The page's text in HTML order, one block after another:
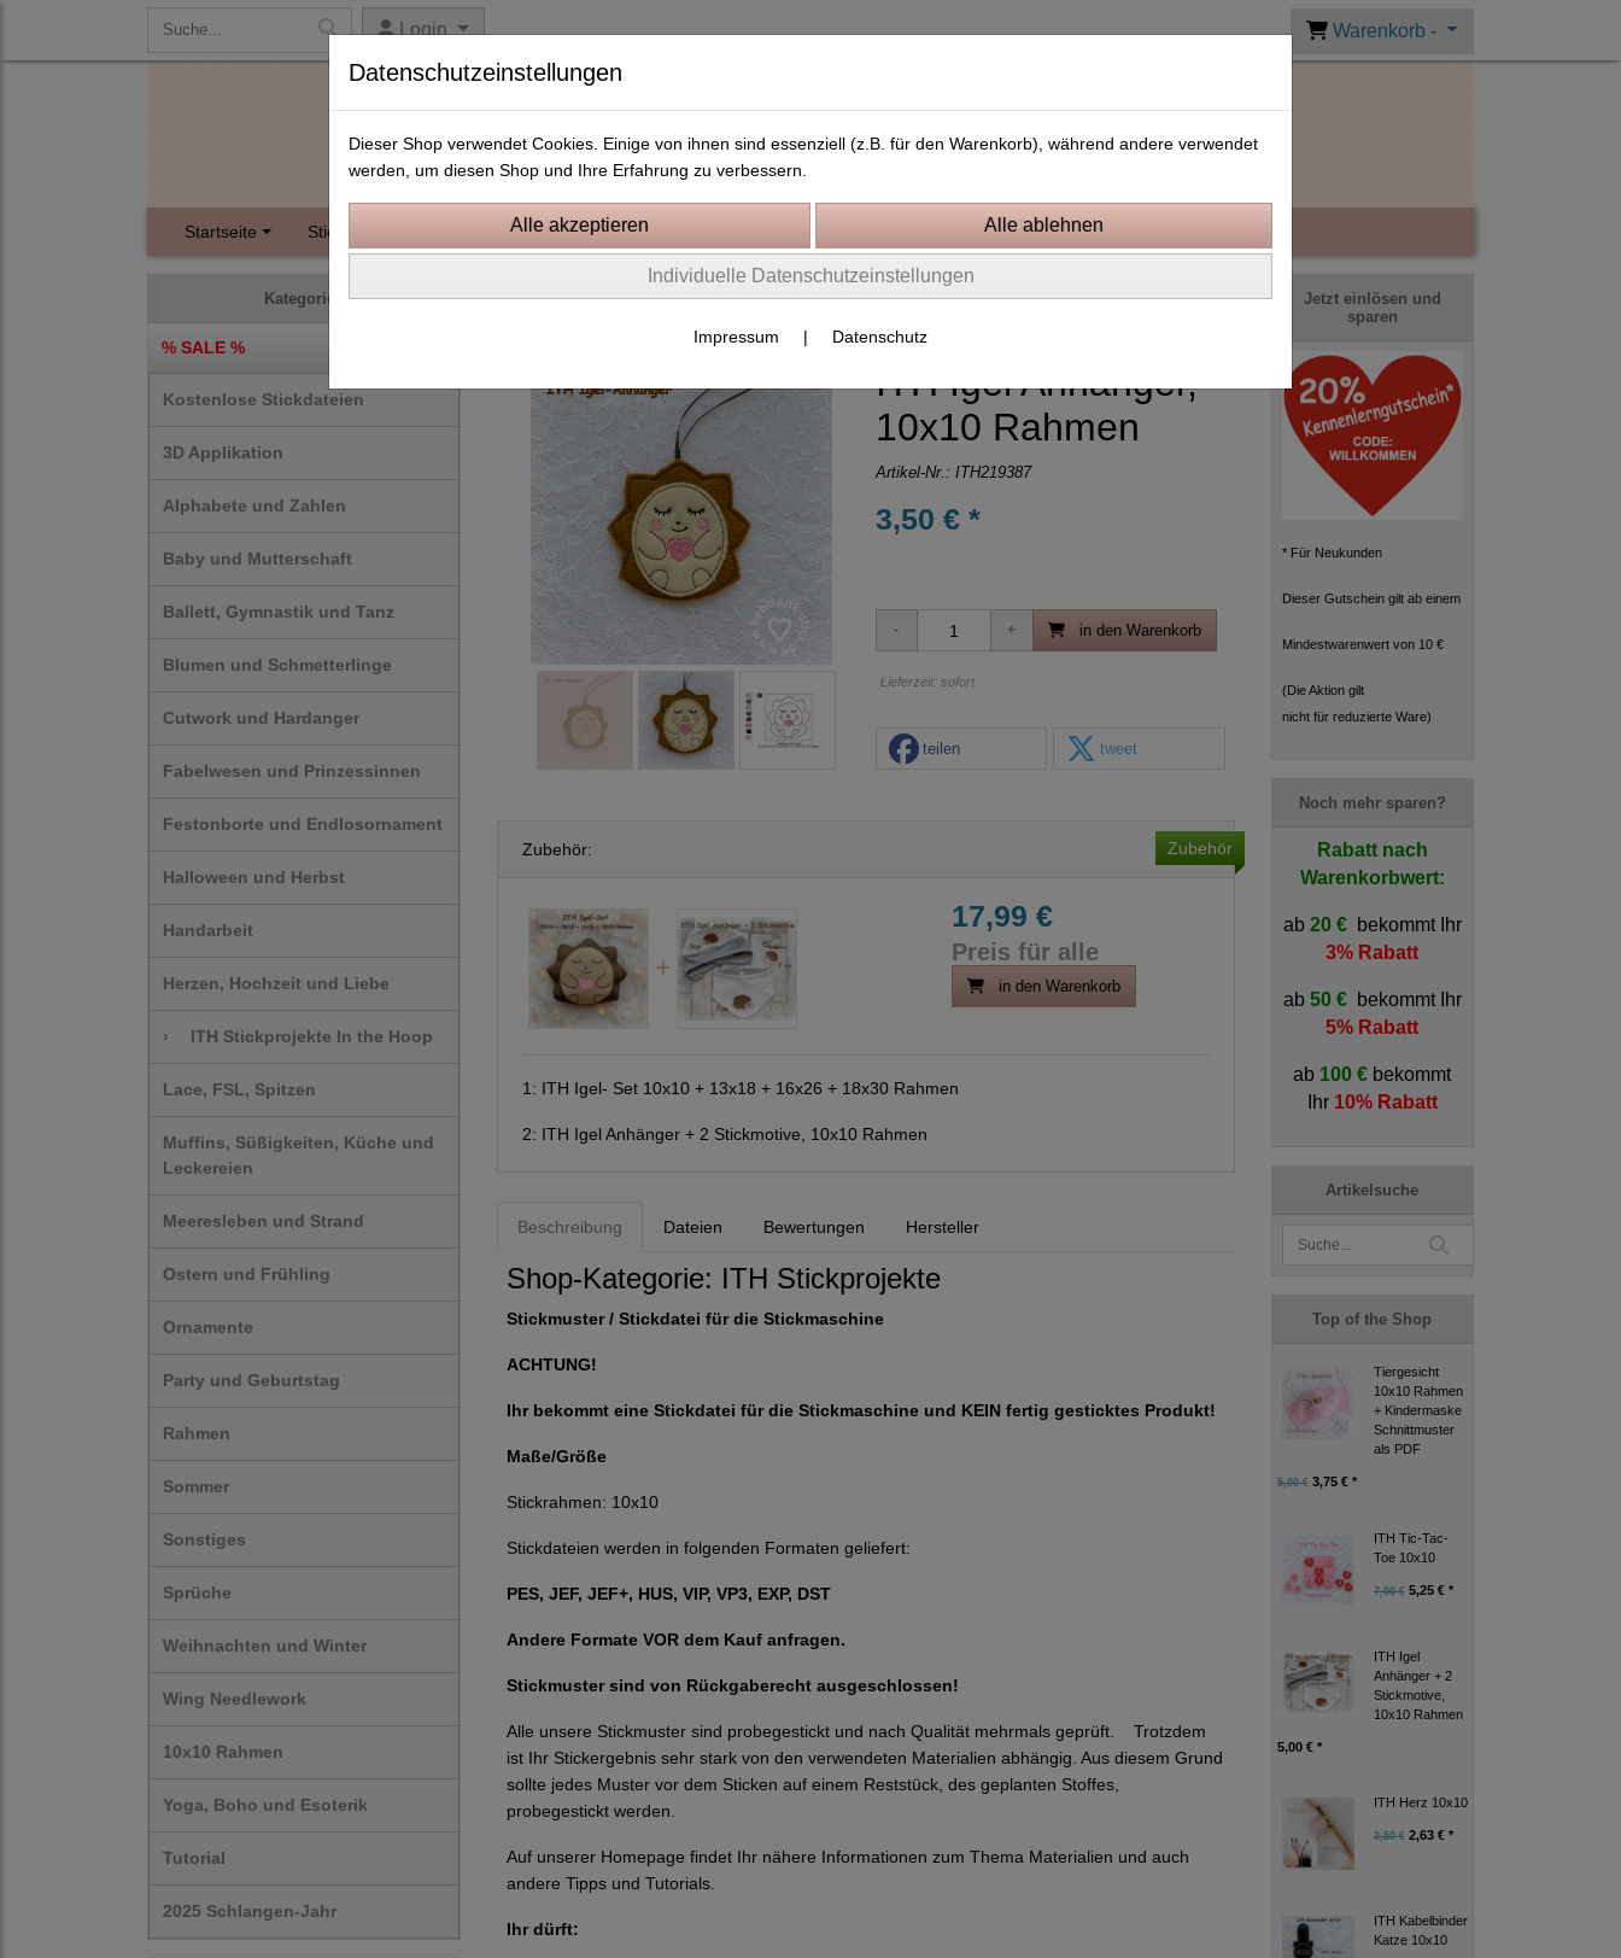
Login Warenkorb -
Startseite Stickdateien Instagram Kostenlose Stickdateien
Kategorien
% SALE %
Kostenlose Stickdateien
3D Applikation
Alphabete und Zahlen
Baby und Mutterschaft
Ballett, Gymnastik und Tanz
Blumen und Schmetterlinge
Cutwork und Hardanger
Fabelwesen und Prinzessinnen
Festonborte und Endlosornament
Halloween und Herbst
Handarbeit
Herzen, Hochzeit und Liebe
› ITH Stickprojekte In the Hoop
Lace, FSL, Spitzen
Muffins, Süßigkeiten, Küche und
Leckereien
Meeresleben und Strand
Ostern und Frühling
Ornamente
Party und Geburtstag
Rahmen
Sommer
Sonstiges
Sprüche
Weihnachten und Winter
Wing Needlework
10x10 Rahmen
Yoga, Boho und Esoterik
Tutorial
2025 Schlangen-Jahr
ITH Stickprojekte In the Hoop
ITH Igel Anhänger,
10x10 Rahmen
Artikel-Nr.: ITH219387
3,50 € *
in den Warenkorb
Lieferzeit: sofort
teilen tweet
Zubehör: Zubehör
17,99 €
Preis für alle
in den Warenkorb
1: ITH Igel- Set 10x10 + 13x18 + 16x26 + 18x30 Rahmen
2: ITH Igel Anhänger + 2 Stickmotive, 10x10 Rahmen
Beschreibung Dateien Bewertungen Hersteller
Shop-Kategorie: ITH Stickprojekte
Stickmuster / Stickdatei für die Stickmaschine
ACHTUNG!
Ihr bekommt eine Stickdatei für die Stickmaschine und KEIN fertig gesticktes Produkt!
Maße/Größe
Stickrahmen: 10x10
Stickdateien werden in folgenden Formaten geliefert:
PES, JEF, JEF+, HUS, VIP, VP3, EXP, DST
Andere Formate VOR dem Kauf anfragen.
Stickmuster sind von Rückgaberecht ausgeschlossen!
Alle unsere Stickmuster sind probegestickt und nach Qualität mehrmals geprüft. Trotzdem
ist Ihr Stickergebnis sehr stark von den verwendeten Materialien abhängig. Aus diesem Grund
sollte jedes Muster vor dem Sticken auf einem Reststück, des geplanten Stoffes,
probegestickt werden.
Auf unserer Homepage findet Ihr nähere Informationen zum Thema Materialien und auch
andere Tipps und Tutorials.
Ihr dürft:
Jetzt einlösen und
sparen
* Für Neukunden
Dieser Gutschein gilt ab einem
Mindestwarenwert von 10 €
(Die Aktion gilt
nicht für reduzierte Ware)
Noch mehr sparen?
Rabatt nach
Warenkorbwert:
ab20 € bekommt Ihr
3% Rabatt
ab50 € bekommt Ihr
5% Rabatt
ab 100 € bekommt
Ihr 10% Rabatt
Artikelsuche
Top of the Shop
Tiergesicht
10x10 Rahmen
+ Kindermaske
Schnittmuster
als PDF
5,00 €3,75 € *
ITH Tic-Tac-
Toe 10x10
7,00 €5,25 € *
ITH Igel
Anhänger + 2
Stickmotive,
10x10 Rahmen
5,00 € *
ITH Herz 10x10
3,50 €2,63 € *
ITH Kabelbinder
Katze 10x10
Datenschutzeinstellungen
Dieser Shop verwendet Cookies. Einige von ihnen sind essenziell (z.B. für den Warenkorb), während andere verwendet
werden, um diesen Shop und Ihre Erfahrung zu verbessern.
Individuelle Datenschutzeinstellungen
Impressum | Datenschutz